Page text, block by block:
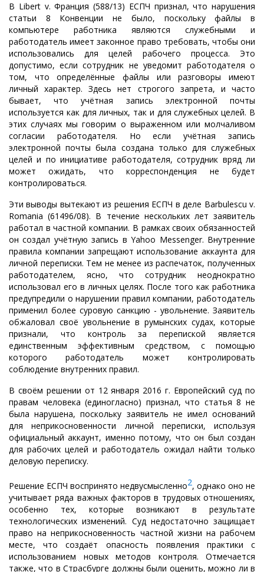
В Libert v. Франция (588/13) ЕСПЧ признал, что нарушения
статьи 8 Конвенции не было, поскольку файлы в
компьютере работника являются служебными и
работодатель имеет законное право требовать, чтобы они
использовались для целей рабочего процесса. Это
допустимо, если сотрудник не уведомит работодателя о
том, что определённые файлы или разговоры имеют
личный характер. Здесь нет строгого запрета, и часто
бывает, что учётная запись электронной почты
используется как для личных, так и для служебных целей. В
этих случаях мы говорим о выраженном или молчаливом
согласии работодателя. Но если учётная запись
электронной почты была создана только для служебных
целей и по инициативе работодателя, сотрудник вряд ли
может ожидать, что корреспонденция не будет
контролироваться.
Эти выводы вытекают из решения ЕСПЧ в деле Barbulescu v.
Romania (61496/08). В течение нескольких лет заявитель
работал в частной компании. В рамках своих обязанностей
он создал учётную запись вYahoo Messenger. Внутренние
правила компании запрещают использование аккаунта для
личной переписки. Тем не менее из распечаток, полученных
работодателем, ясно, что сотрудник неоднократно
использовал его в личных целях. После того как работника
предупредили о нарушении правил компании, работодатель
применил более суровую санкцию - увольнение. Заявитель
обжаловал своё увольнение в румынских судах, которые
признали, что контроль за перепиской является
единственным эффективным средством, с помощью
которого работодатель может контролировать
соблюдение внутренних правил.
В своём решении от 12 января 2016 г. Европейский суд по
правам человека (единогласно) признал, что статья 8 не
была нарушена, поскольку заявитель не имел оснований
для неприкосновенности личной переписки, используя
официальный аккаунт, именно потому, что он был создан
для рабочих целей и работодатель ожидал найти только
деловую переписку.
Решение ЕСПЧ воспринято недвусмысленно2, однако оно не
учитывает ряда важных факторов в трудовых отношениях,
особенно тех, которые возникают в результате
технологических изменений. Суд недостаточно защищает
право на неприкосновенность частной жизни на рабочем
месте, что создаёт опасность появления практики с
использованием новых методов контроля. Отмечается
также, что в Страсбурге должны были оценить, можно ли в